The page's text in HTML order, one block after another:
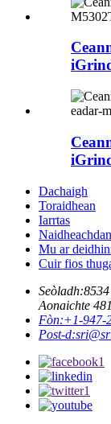
Dachaigh
Toraidhean
Iarrtas
Naidheachdan
Mu ar
Cuir fios
Seòladh:
Aonaichte
Fòn:+1-947-
Post-d: